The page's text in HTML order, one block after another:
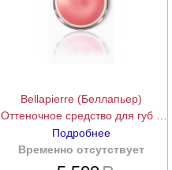
Bellapierre (Беллапьер)
Оттеночное средство для губ и
щек (Cheek & Lip Stain), 5 г.
подробнее
Подробнее
Временно отсутствует